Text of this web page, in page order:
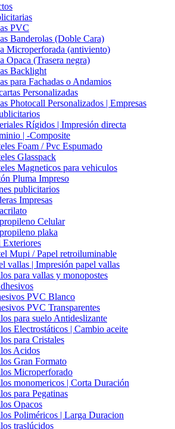
PVC
Banderolas (Doble Cara)
Microperforada (antiviento)
Opaca (Trasera negra)
Backlight
para Fachadas o Andamios
Personalizadas
Photocall Personalizados | Empresas
Rígidos | Impresión directa
| -Composite
Foam / Pvc Espumado
Glasspack
Magneticos para vehiculos
Pluma Impreso
publicitarios
Impresas
Celular
plaka
Exteriores
Mupi / Papel retroiluminable
vallas | Impresión papel vallas
para vallas y monopostes
PVC Blanco
PVC Transparentes
para suelo Antideslizante
Electrostáticos | Cambio aceite
para Cristales
Acidos
Gran Formato
Microperforado
monomericos | Corta Duración
para Pegatinas
Opacos
Poliméricos | Larga Duracion
traslúcidos